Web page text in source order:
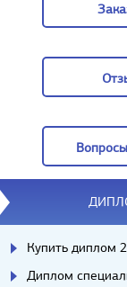
Купить диплом
Диплом